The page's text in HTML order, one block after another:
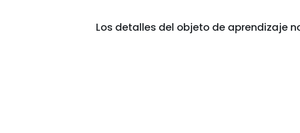
Los detalles del objeto de aprendizaje